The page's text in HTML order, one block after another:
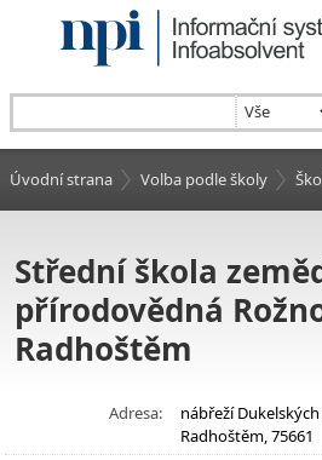
Úvodní strana Volba podle školy
Střední škola
přírodovědná
Radhoštěm
Adresa:
nábřeží
Radhoštěm, 75661